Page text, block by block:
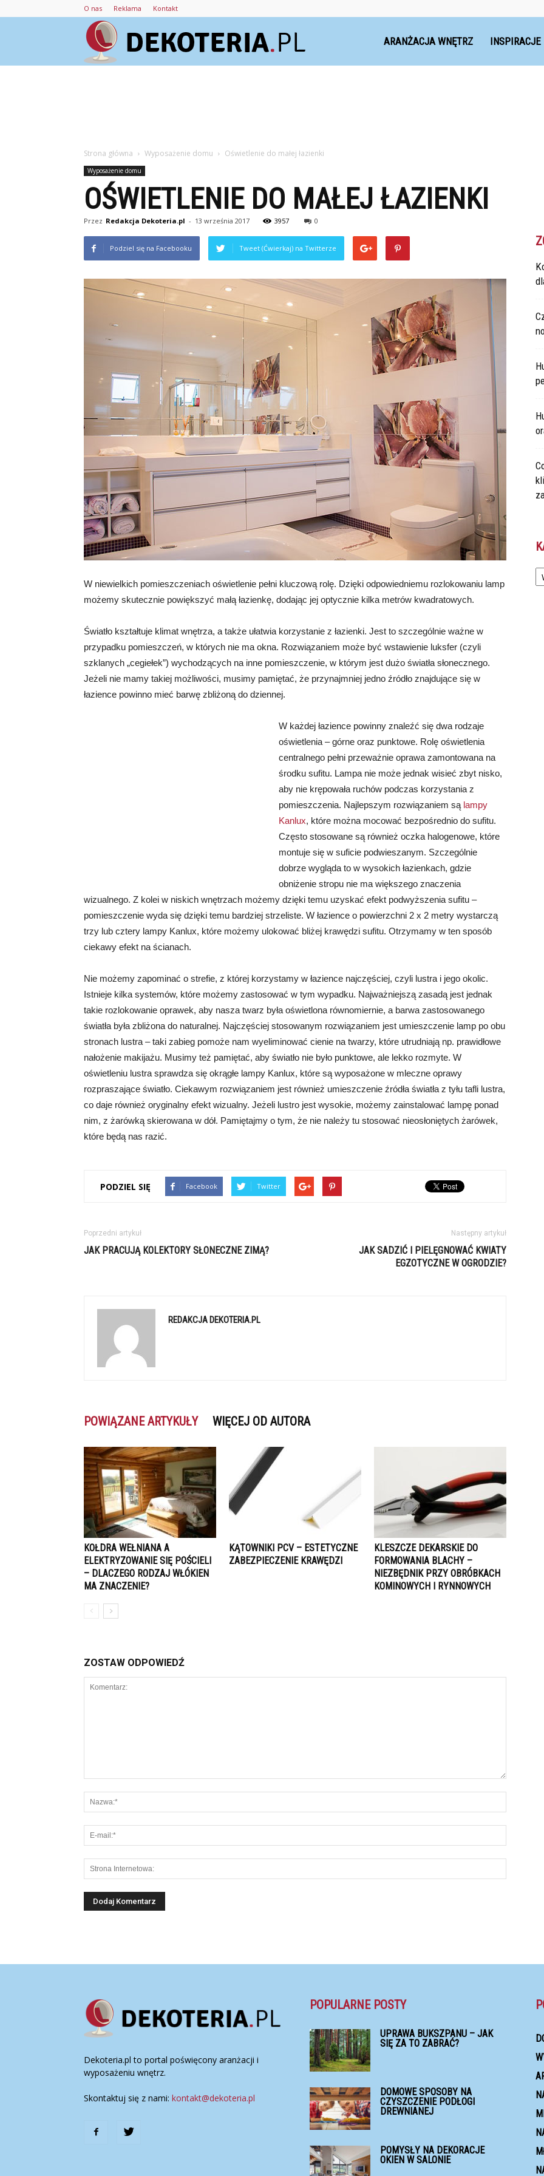
O nas Reklama Kontakt
ARANŻACJA WNĘTRZ INSPIRACJE
Strona główna Wyposażenie domu Oświetlenie do małej łazienki
Wyposażenie domu
OŚWIETLENIE DO MAŁEJ ŁAZIENKI
Przez Redakcja Dekoteria.pl - 13 września 2017 3957 0
Podziel się na Facebooku Tweet (Ćwierkaj) na Twitterze
W niewielkich pomieszczeniach oświetlenie pełni kluczową rolę. Dzięki odpowiedniemu rozlokowaniu lamp
możemy skutecznie powiększyć małą łazienkę, dodając jej optycznie kilka metrów kwadratowych.
Światło kształtuje klimat wnętrza, a także ułatwia korzystanie z łazienki. Jest to szczególnie ważne w
przypadku pomieszczeń, w których nie ma okna. Rozwiązaniem może być wstawienie luksfer (czyli
szklanych „cegiełek”) wychodzących na inne pomieszczenie, w którym jest dużo światła słonecznego.
Jeżeli nie mamy takiej możliwości, musimy pamiętać, że przynajmniej jedno źródło znajdujące się w
łazience powinno mieć barwę zbliżoną do dziennej.
W każdej łazience powinny znaleźć się dwa rodzaje
oświetlenia – górne oraz punktowe. Rolę oświetlenia
centralnego pełni przeważnie oprawa zamontowana na
środku sufitu. Lampa nie może jednak wisieć zbyt nisko,
aby nie krępowała ruchów podczas korzystania z
pomieszczenia. Najlepszym rozwiązaniem są lampy
Kanlux, które można mocować bezpośrednio do sufitu.
Często stosowane są również oczka halogenowe, które
montuje się w suficie podwieszanym. Szczególnie
dobrze wygląda to w wysokich łazienkach, gdzie
obniżenie stropu nie ma większego znaczenia
wizualnego. Z kolei w niskich wnętrzach możemy dzięki temu uzyskać efekt podwyższenia sufitu –
pomieszczenie wyda się dzięki temu bardziej strzeliste. W łazience o powierzchni 2 x 2 metry wystarczą
trzy lub cztery lampy Kanlux, które możemy ulokować bliżej krawędzi sufitu. Otrzymamy w ten sposób
ciekawy efekt na ścianach.
Nie możemy zapominać o strefie, z której korzystamy w łazience najczęściej, czyli lustra i jego okolic.
Istnieje kilka systemów, które możemy zastosować w tym wypadku. Najważniejszą zasadą jest jednak
takie rozlokowanie oprawek, aby nasza twarz była oświetlona równomiernie, a barwa zastosowanego
światła była zbliżona do naturalnej. Najczęściej stosowanym rozwiązaniem jest umieszczenie lamp po obu
stronach lustra – taki zabieg pomoże nam wyeliminować cienie na twarzy, które utrudniają np. prawidłowe
nałożenie makijażu. Musimy też pamiętać, aby światło nie było punktowe, ale lekko rozmyte. W
oświetleniu lustra sprawdza się okrągłe lampy Kanlux, które są wyposażone w mleczne oprawy
rozpraszające światło. Ciekawym rozwiązaniem jest również umieszczenie źródła światła z tyłu tafli lustra,
co daje również oryginalny efekt wizualny. Jeżeli lustro jest wysokie, możemy zainstalować lampę ponad
nim, z żarówką skierowana w dół. Pamiętajmy o tym, że nie należy tu stosować nieosłoniętych żarówek,
które będą nas razić.
PODZIEL SIĘ Facebook Twitter
Poprzedni artykuł
JAK PRACUJĄ KOLEKTORY SŁONECZNE ZIMĄ?
Następny artykuł
JAK SADZIĆ I PIELĘGNOWAĆ KWIATY
EGZOTYCZNE W OGRODZIE?
REDAKCJA DEKOTERIA.PL
POWIĄZANE ARTYKUŁY WIĘCEJ OD AUTORA
KOŁDRA WEŁNIANA A
ELEKTRYZOWANIE SIĘ POŚCIELI
– DLACZEGO RODZAJ WŁÓKIEN
MA ZNACZENIE?
KĄTOWNIKI PCV – ESTETYCZNE
ZABEZPIECZENIE KRAWĘDZI
KLESZCZE DEKARSKIE DO
FORMOWANIA BLACHY –
NIEZBĘDNIK PRZY OBRÓBKACH
KOMINOWYCH I RYNNOWYCH
ZOSTAW ODPOWIEDŹ
Dekoteria.pl to portal poświęcony aranżacji i
wyposażeniu wnętrz.
Skontaktuj się z nami: kontakt@dekoteria.pl
POPULARNE POSTY
UPRAWA BUKSZPANU – JAK
SIĘ ZA TO ZABRAĆ?
DOMOWE SPOSOBY NA
CZYSZCZENIE PODŁOGI
DREWNIANEJ
POMYSŁY NA DEKORACJE
OKIEN W SALONIE